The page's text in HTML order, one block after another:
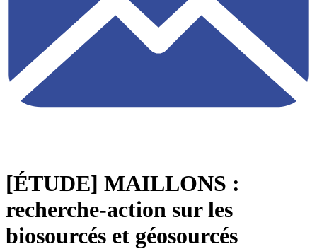
[ÉTUDE] MAILLONS :
recherche-action sur les
biosourcés et géosourcés